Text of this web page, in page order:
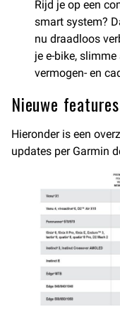
Rijd je op een
smart system?
nu draadloos
je e-bike,
vermogen- en
Nieuwe
Hieronder is een
updates per Garmin